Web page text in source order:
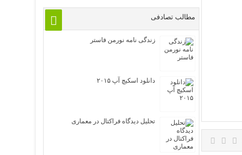
مطالب تصادفی
زندگی نامه نورمن فاستر
دانلود اسکیچ آپ ۲۰۱۵
تحلیل دیدگاه فراكتال در معماری